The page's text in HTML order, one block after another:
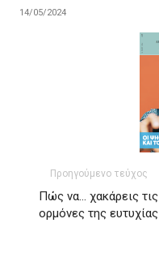
14/05/2024
Προηγούμενο τεύχος
Πώς να… χακάρεις τις
ορμόνες της ευτυχίας